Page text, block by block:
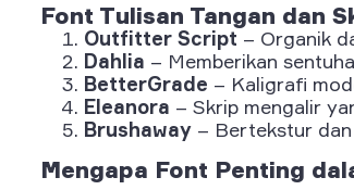
Font Tulisan Tangan dan
Outfitter Script – Organik
Dahlia – Memberikan
BetterGrade – Kaligrafi
Eleanora – Skrip mengalir
Brushaway – Bertekstur
Mengapa Font Penting